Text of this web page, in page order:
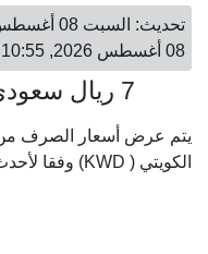
08 أغسطس 2026, 10:55 م ، الكويت
7 ريال سعودي = 0.58 دينار كويتي
الكويتي ( KWD) وفقا لأحدث أسعار الصرف.